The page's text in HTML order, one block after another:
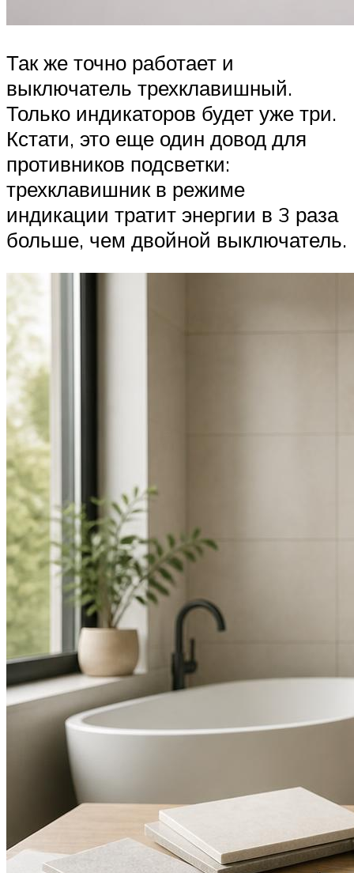
Так же точно работает и
выключатель трехклавишный.
Только индикаторов будет уже три.
Кстати, это еще один довод для
противников подсветки:
трехклавишник в режиме
индикации тратит энергии в 3 раза
больше, чем двойной выключатель.